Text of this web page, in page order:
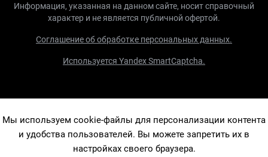
Информация, указанная на данном сайте, носит справочный
характер и не является публичной офертой.
Соглашение об обработке персональных данных.
Используется Yandex SmartCaptcha.
Мы используем cookie-файлы для персонализации контента
и удобства пользователей. Вы можете запретить их в
настройках своего браузера.